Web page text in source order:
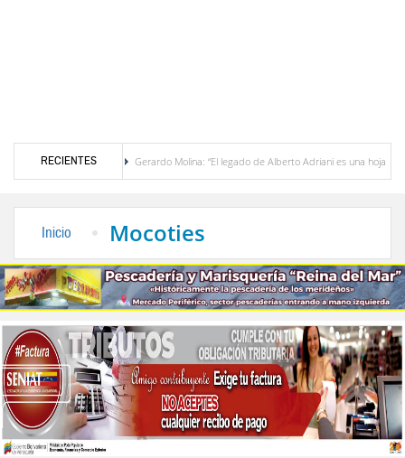
RECIENTES
Mucuchies
Gerardo Molina: “El legado de Alberto Adriani es una hoja de ruta
Inicio Mocoties